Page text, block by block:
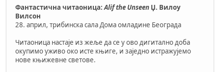
Фантастична читаоница:Alif the Unseen Џ. Вилоу
Вилсон
28. април, трибинска сала Дома омладине Београда
Читаоница настаје из жеље да се у ово дигитално доба
окупимо уживо око исте књиге, и заједно истражујемо
нове књижевне светове.